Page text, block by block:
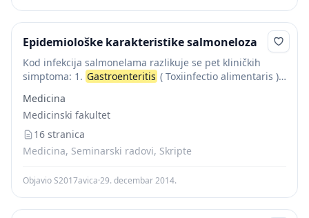
Epidemiološke karakteristike salmoneloza
Kod infekcija salmonelama razlikuje se pet kliničkih
simptoma: 1. Gastroenteritis ( Toxiinfectio alimentaris ) -
Bakteriemija - sa ili bez gastrointestinalnih
poremećaja,viđa se...
Medicina
Medicinski fakultet
16 stranica
Medicina, Seminarski radovi, Skripte
Objavio S2017avica·29. decembar 2014.